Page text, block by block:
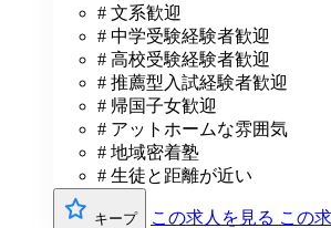
# 文系歓迎
# 中学受験経験者歓迎
# 高校受験経験者歓迎
# 推薦型入試経験者歓迎
# 帰国子女歓迎
# アットホームな雰囲気
# 地域密着塾
# 生徒と距離が近い
キープ この求人を見る この